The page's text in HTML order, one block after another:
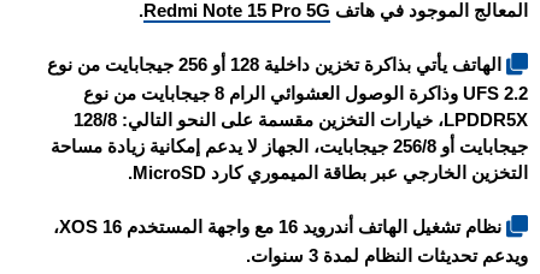
المعالج الموجود في هاتف Redmi Note 15 Pro 5G
.
الهاتف يأتي بذاكرة تخزين داخلية 128 أو 256 جيجابايت من نوع
UFS 2.2 وذاكرة الوصول العشوائي الرام 8 جيجابايت من نوع
LPDDR5X، خيارات التخزين مقسمة على النحو التالي: 128/8
جيجابايت أو 256/8 جيجابايت، الجهاز لا يدعم إمكانية زيادة مساحة
التخزين الخارجي عبر بطاقة الميموري كارد MicroSD.
نظام تشغيل الهاتف أندرويد 16 مع واجهة المستخدم XOS 16،
ويدعم تحديثات النظام لمدة 3 سنوات.